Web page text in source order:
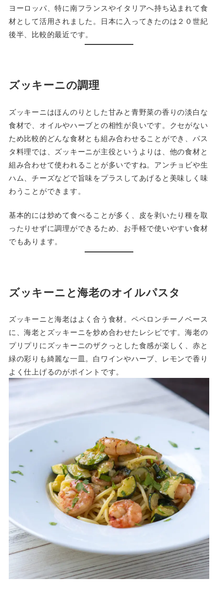
ヨーロッパ、特に南フランスやイタリアへ持ち込まれて食
材として活用されました。日本に入ってきたのは２０世紀
後半、比較的最近です。
ズッキーニの調理
ズッキーニはほんのりとした甘みと青野菜の香りの淡白な
食材で、オイルやハーブとの相性が良いです。クセがない
ため比較的どんな食材とも組み合わせることができ、パス
タ料理では、ズッキーニが主役というよりは、他の食材と
組み合わせて使われることが多いですね。アンチョビや生
ハム、チーズなどで旨味をプラスしてあげると美味しく味
わうことができます。
基本的には炒めて食べることが多く、皮を剥いたり種を取
ったりせずに調理ができるため、お手軽で使いやすい食材
でもあります。
ズッキーニと海老のオイルパスタ
ズッキーニと海老はよく合う食材。ペペロンチーノベース
に、海老とズッキーニを炒め合わせたレシピです。海老の
プリプリにズッキーニのザクっとした食感が楽しく、赤と
緑の彩りも綺麗な一皿。白ワインやハーブ、レモンで香り
よく仕上げるのがポイントです。